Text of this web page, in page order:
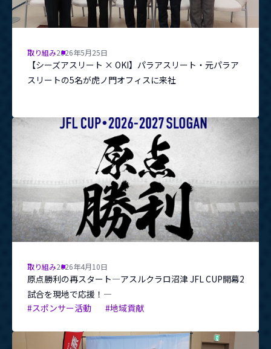
取り組み2026年5月25日
【シーズアスリート × OKI】パラアスリート・元パラア
スリートの5名が虎ノ門オフィスに来社
取り組み2026年4月10日
原点勝利の再スタート―アスルクラロ沼津 JFL CUP開幕2
試合を現地で応援！―
#スポンサー活動
#地域貢献